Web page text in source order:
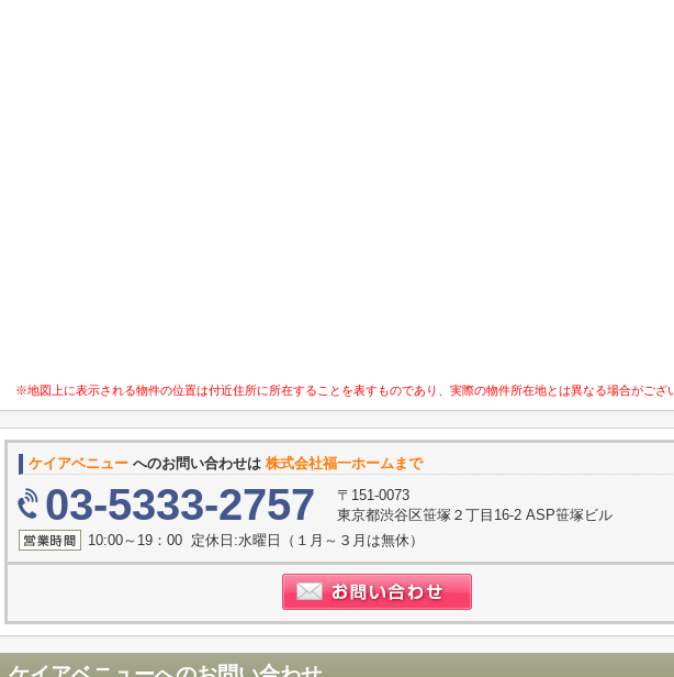
※地図上に表示される物件の位置は付近住所に所在することを表すものであり、実際の物件所在地とは異なる場合がござ
ケイアベニュー へのお問い合わせは 株式会社福一ホームまで
03-5333-2757
〒151-0073
東京都渋谷区笹塚２丁目16-2 ASP笹塚ビル
10:00～19：00 定休日:水曜日（１月～３月は無休）